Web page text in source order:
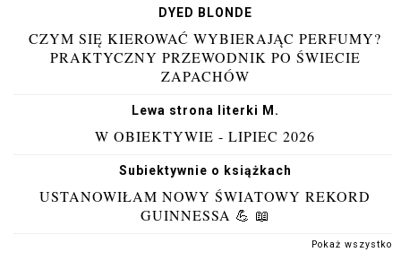
DYED BLONDE
CZYM SIĘ KIEROWAĆ WYBIERAJĄC PERFUMY?
PRAKTYCZNY PRZEWODNIK PO ŚWIECIE
ZAPACHÓW
Lewa strona literki M.
W OBIEKTYWIE - LIPIEC 2026
Subiektywnie o książkach
USTANOWIŁAM NOWY ŚWIATOWY REKORD
GUINNESSA 💪 📖
Pokaż wszystko